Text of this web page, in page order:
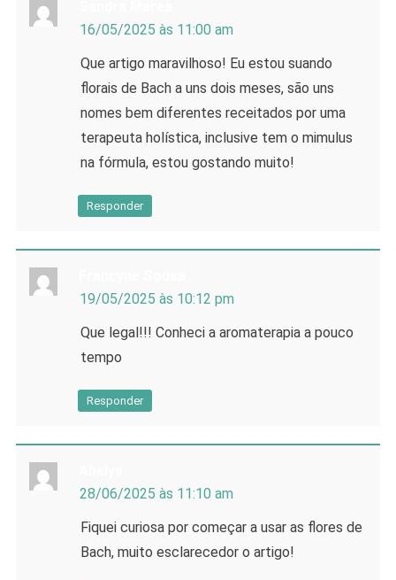
16/05/2025 às 11:00 am
Que artigo maravilhoso! Eu estou suando
florais de Bach a uns dois meses, são uns
nomes bem diferentes receitados por uma
terapeuta holística, inclusive tem o mimulus
na fórmula, estou gostando muito!
Responder
19/05/2025 às 10:12 pm
Que legal!!! Conheci a aromaterapia a pouco
tempo
Responder
28/06/2025 às 11:10 am
Fiquei curiosa por começar a usar as flores de
Bach, muito esclarecedor o artigo!